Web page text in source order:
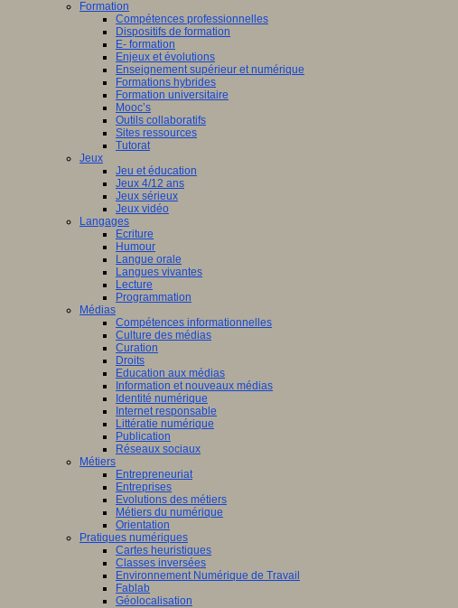
Formation
Compétences professionnelles
Dispositifs de formation
E- formation
Enjeux et évolutions
Enseignement supérieur et numérique
Formations hybrides
Formation universitaire
Mooc’s
Outils collaboratifs
Sites ressources
Tutorat
Jeux
Jeu et éducation
Jeux 4/12 ans
Jeux sérieux
Jeux vidéo
Langages
Ecriture
Humour
Langue orale
Langues vivantes
Lecture
Programmation
Médias
Compétences informationnelles
Culture des médias
Curation
Droits
Education aux médias
Information et nouveaux médias
Identité numérique
Internet responsable
Littératie numérique
Publication
Réseaux sociaux
Métiers
Entrepreneuriat
Entreprises
Evolutions des métiers
Métiers du numérique
Orientation
Pratiques numériques
Cartes heuristiques
Classes inversées
Environnement Numérique de Travail
Fablab
Géolocalisation